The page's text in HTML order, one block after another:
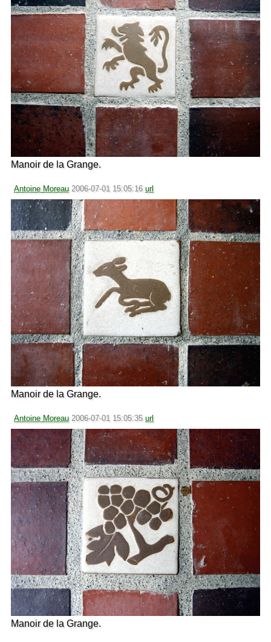
Manoir de la Grange.
Antoine Moreau 2006-07-01 15:05:16 url
Manoir de la Grange.
Antoine Moreau 2006-07-01 15:05:35 url
Manoir de la Grange.